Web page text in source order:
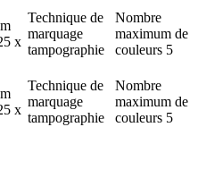
x
Technique de
marquage
tampographie
Nombre
maximum de
couleurs 5
x
Technique de
marquage
tampographie
Nombre
maximum de
couleurs 5